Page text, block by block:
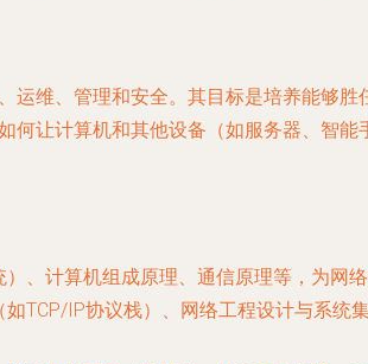
维、管理和安全。其目标是培养能够
让计算机和其他设备（如服务器、智能
、计算机组成原理、通信原理等，为网
TCP/IP协议栈）、网络工程设计与系